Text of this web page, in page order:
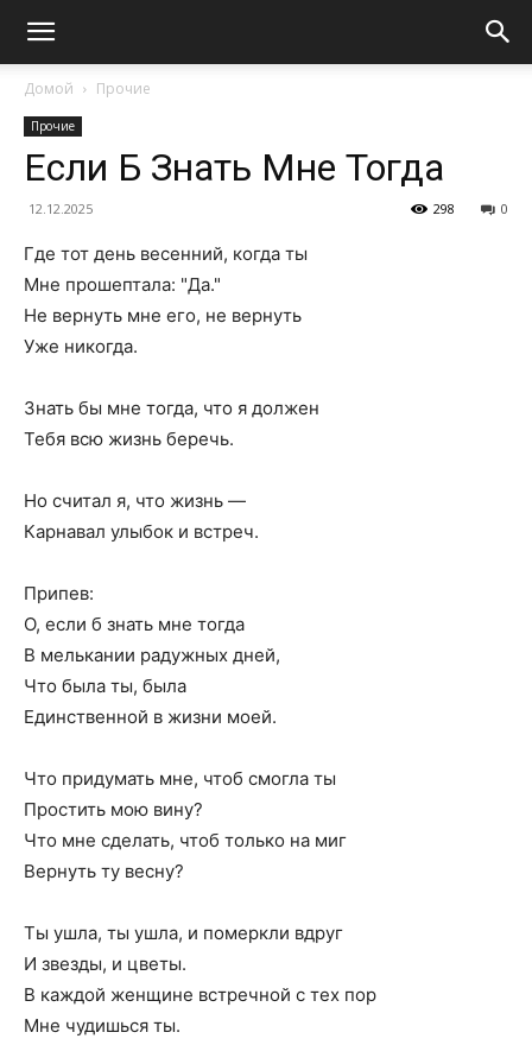
Домой Прочие
Прочие
Если Б Знать Мне Тогда
12.12.2025 0
298
Где тот день весенний, когда ты
Мне прошептала: "Да."
Не вернуть мне его, не вернуть
Уже никогда.
Знать бы мне тогда, что я должен
Тебя всю жизнь беречь.
Но считал я, что жизнь —
Карнавал улыбок и встреч.
Припев:
О, если б знать мне тогда
В мелькании радужных дней,
Что была ты, была
Единственной в жизни моей.
Что придумать мне, чтоб смогла ты
Простить мою вину?
Что мне сделать, чтоб только на миг
Вернуть ту весну?
Ты ушла, ты ушла, и померкли вдруг
И звезды, и цветы.
В каждой женщине встречной с тех пор
Мне чудишься ты.